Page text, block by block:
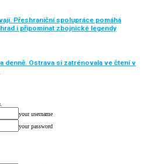
Přeshraniční spolupráce pomáhá
i připomínat zbojnické legendy
denně. Ostrava si zatrénovala ve čtení v
your username
your password